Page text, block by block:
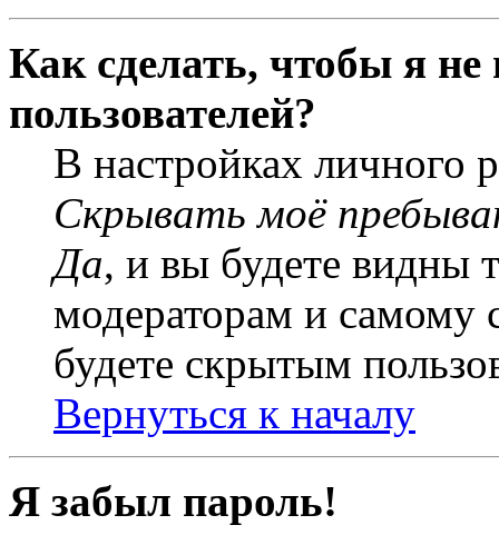
Как сделать, чтобы я
пользователей?
В настройках личного
Скрывать моё
Да, и вы будете видны
модераторам и самому
будете скрытым
Вернуться к началу
Я забыл пароль!